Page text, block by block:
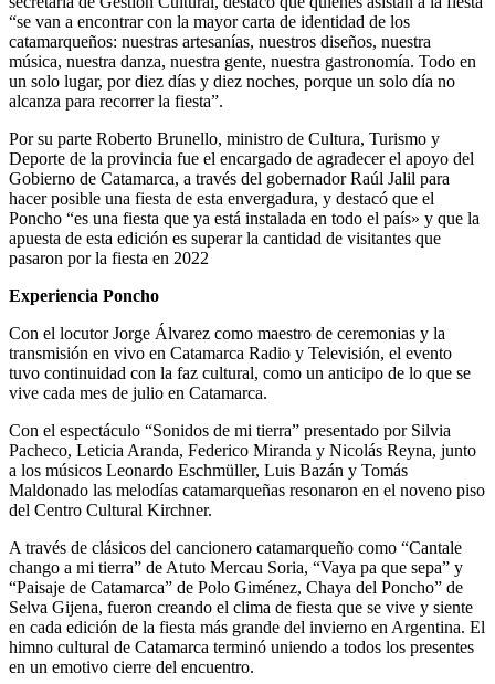
“se van a encontrar con la mayor carta de identidad de los
catamarqueños: nuestras artesanías, nuestros diseños, nuestra
música, nuestra danza, nuestra gente, nuestra gastronomía. Todo en
un solo lugar, por diez días y diez noches, porque un solo día no
alcanza para recorrer la fiesta”.
Por su parte Roberto Brunello, ministro de Cultura, Turismo y
Deporte de la provincia fue el encargado de agradecer el apoyo del
Gobierno de Catamarca, a través del gobernador Raúl Jalil para
hacer posible una fiesta de esta envergadura, y destacó que el
Poncho “es una fiesta que ya está instalada en todo el país» y que la
apuesta de esta edición es superar la cantidad de visitantes que
pasaron por la fiesta en 2022
Experiencia Poncho
Con el locutor Jorge Álvarez como maestro de ceremonias y la
transmisión en vivo en Catamarca Radio y Televisión, el evento
tuvo continuidad con la faz cultural, como un anticipo de lo que se
vive cada mes de julio en Catamarca.
Con el espectáculo “Sonidos de mi tierra” presentado por Silvia
Pacheco, Leticia Aranda, Federico Miranda y Nicolás Reyna, junto
a los músicos Leonardo Eschmüller, Luis Bazán y Tomás
Maldonado las melodías catamarqueñas resonaron en el noveno piso
del Centro Cultural Kirchner.
A través de clásicos del cancionero catamarqueño como “Cantale
chango a mi tierra” de Atuto Mercau Soria, “Vaya pa que sepa” y
“Paisaje de Catamarca” de Polo Giménez, Chaya del Poncho” de
Selva Gijena, fueron creando el clima de fiesta que se vive y siente
en cada edición de la fiesta más grande del invierno en Argentina. El
himno cultural de Catamarca terminó uniendo a todos los presentes
en un emotivo cierre del encuentro.